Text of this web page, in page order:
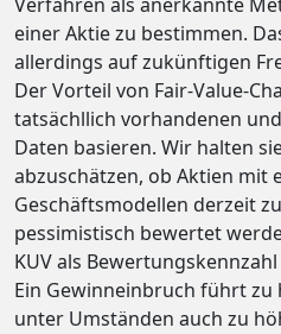
einer Aktie zu bestimmen.
allerdings auf zukünftigen
Der Vorteil von Fair-Value-
tatsächllich vorhandenen
Daten basieren. Wir halten
abzuschätzen, ob Aktien mit
Geschäftsmodellen derzeit
pessimistisch bewertet
KUV als
Ein Gewinneinbruch führt zu
unter Umständen auch zu